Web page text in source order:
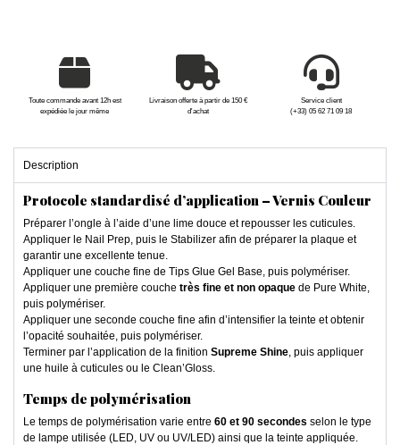
Toute commande avant 12h est
expédiée le jour même
Livraison offerte à partir de 150 €
d'achat
Service client
(+33) 05 62 71 09 18
Description
Protocole standardisé d’application – Vernis Couleur
Préparer l’ongle à l’aide d’une lime douce et repousser les cuticules.
Appliquer le Nail Prep, puis le Stabilizer afin de préparer la plaque et
garantir une excellente tenue.
Appliquer une couche fine de Tips Glue Gel Base, puis polymériser.
Appliquer une première couche très fine et non opaque de Pure White,
puis polymériser.
Appliquer une seconde couche fine afin d’intensifier la teinte et obtenir
l’opacité souhaitée, puis polymériser.
Terminer par l’application de la finition Supreme Shine, puis appliquer
une huile à cuticules ou le Clean’Gloss.
Temps de polymérisation
Le temps de polymérisation varie entre 60 et 90 secondes selon le type
de lampe utilisée (LED, UV ou UV/LED) ainsi que la teinte appliquée.